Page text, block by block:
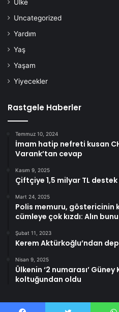
Ülke
Uncategorized
Yardım
Yaş
Yaşam
Yiyecekler
Rastgele Haberler
Temmuz 10, 2024
İmam hatip nefreti kusan
Varank’tan cevap
Kasım 9, 2025
Çiftçiye 1,5 milyar TL
Mart 24, 2025
Polis memuru, göstericinin
cümleye çok kızdı: Alın
Şubat 11, 2023
Kerem Aktürkoğlu’ndan
Nisan 9, 2025
Ülkenin ‘2 numarası’
koltuğundan oldu